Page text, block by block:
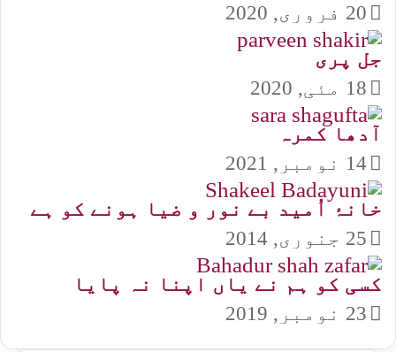
20 فروری, 2020
جل پری
18 مئی, 2020
آدھا کمرہ
14 نومبر, 2021
خانۂ اُمید بے نور و ضیا ہونے کو ہے
25 جنوری, 2014
کسی کو ہم نے یاں اپنا نہ پایا
23 نومبر, 2019